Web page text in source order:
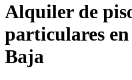
Alquiler de
particulares
Baja